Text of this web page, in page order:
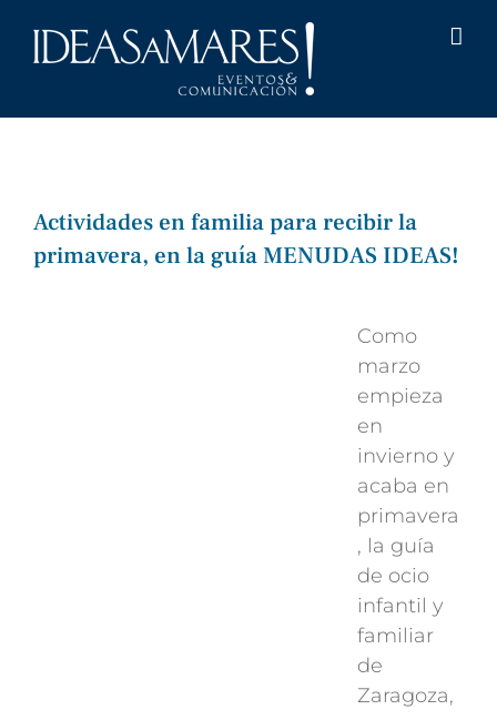
Actividades en familia para recibir la
primavera, en la guía MENUDAS IDEAS!
Como
marzo
empieza
en
invierno y
acaba en
primavera
, la guía
de ocio
infantil y
familiar
de
Zaragoza,